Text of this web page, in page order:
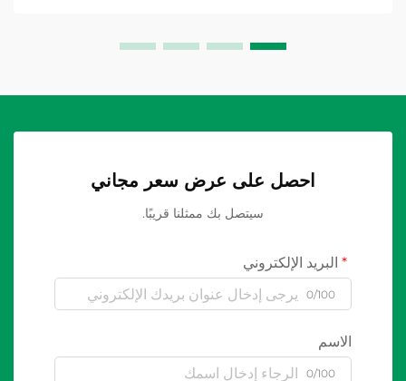
احصل على عرض سعر مجاني
سيتصل بك ممثلنا قريبًا.
البريد الإلكتروني
0/100
الاسم
0/100